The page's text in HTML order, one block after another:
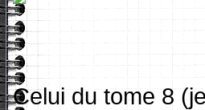
Celui du tome 8